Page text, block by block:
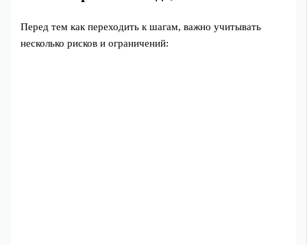
Перед тем как переходить к шагам, важно учитывать
несколько рисков и ограничений: